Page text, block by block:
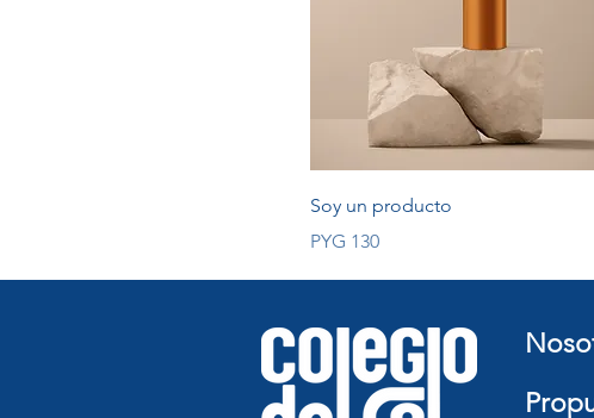
Soy un producto
Price
PYG 130